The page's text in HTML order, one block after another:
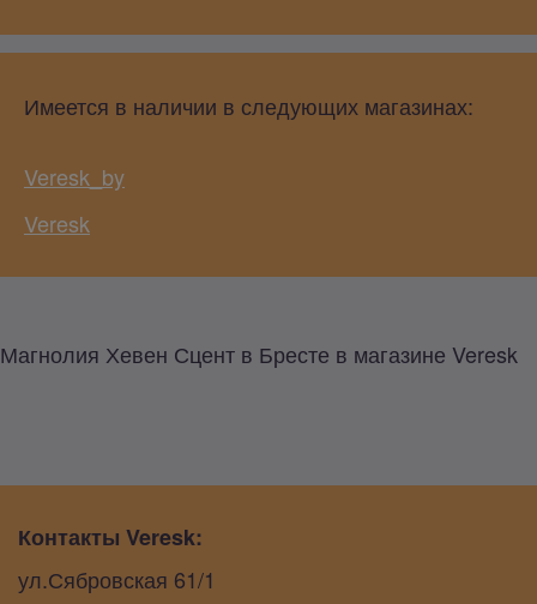
Имеется в наличии в следующих магазинах:
Veresk_by
Veresk
Магнолия Хевен Сцент в Бресте в магазине Veresk
Контакты Veresk:
ул.Сябровская 61/1